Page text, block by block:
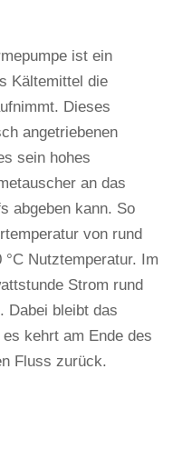
ist ein
Kältemittel die
Dieses
angetriebenen
sein hohes
an das
abgeben kann. So
von rund
Nutztemperatur. Im
Strom rund
Dabei bleibt das
kehrt am Ende des
Fluss zurück.